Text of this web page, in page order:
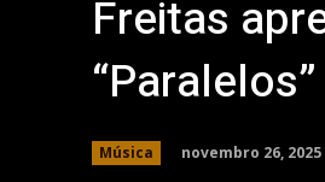
Freitas
“Paralelos”
Música novembro 26, 2025